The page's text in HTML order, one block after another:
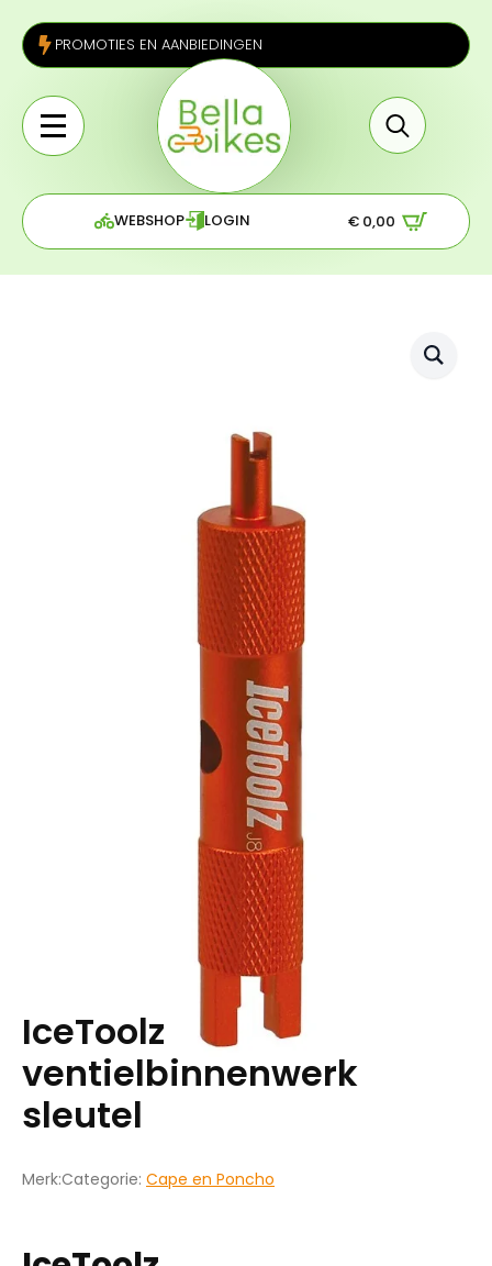
PROMOTIES EN AANBIEDINGEN
for:
WEBSHOP LOGIN € 0,00
IceToolz
ventielbinnenwerk
sleutel
Merk:Categorie: Cape en Poncho